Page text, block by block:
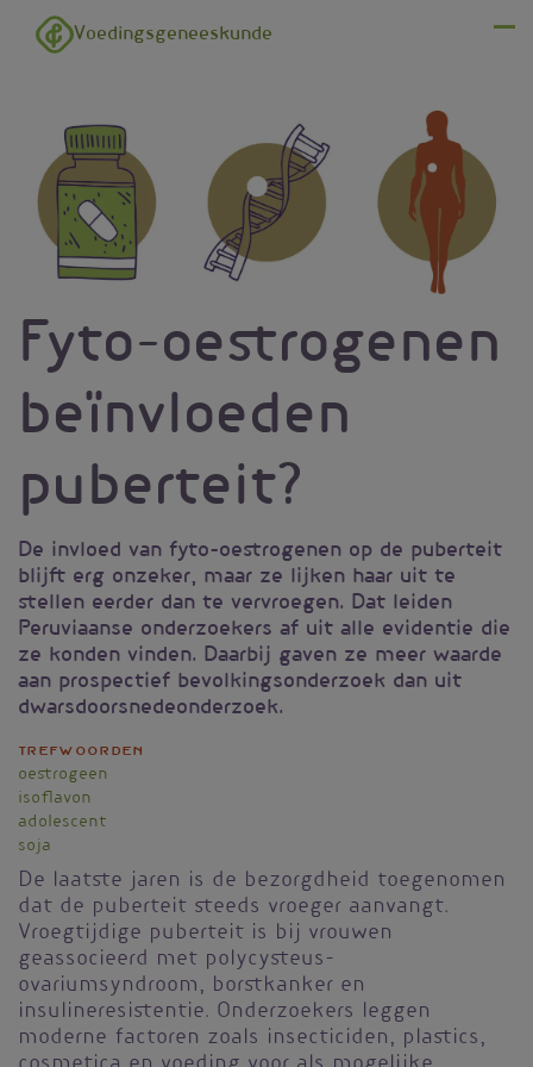
Overslaan en naar de inhoud gaan
Voedingsgeneeskunde
Fyto-oestrogenen
beïnvloeden
puberteit?
De invloed van fyto-oestrogenen op de puberteit
blijft erg onzeker, maar ze lijken haar uit te
stellen eerder dan te vervroegen. Dat leiden
Peruviaanse onderzoekers af uit alle evidentie die
ze konden vinden. Daarbij gaven ze meer waarde
aan prospectief bevolkingsonderzoek dan uit
dwarsdoorsnedeonderzoek.
Trefwoorden
oestrogeen
isoflavon
adolescent
soja
De laatste jaren is de bezorgdheid toegenomen
dat de puberteit steeds vroeger aanvangt.
Vroegtijdige puberteit is bij vrouwen
geassocieerd met polycysteus-
ovariumsyndroom, borstkanker en
insulineresistentie. Onderzoekers leggen
moderne factoren zoals insecticiden, plastics,